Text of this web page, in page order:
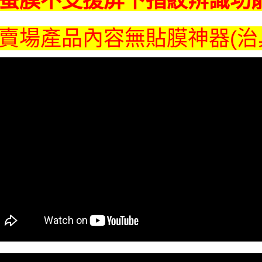
場產品內容無貼膜神器(